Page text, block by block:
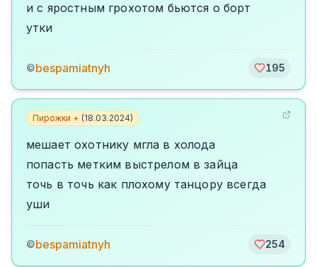
и с яростным грохотом бьются о борт
утки
©bespamiatnyh 195
Пирожки + (18.03.2024)
мешает охотнику мгла в холода
попасть метким выстрелом в зайца
точь в точь как плохому танцору всегда
уши
©bespamiatnyh 254